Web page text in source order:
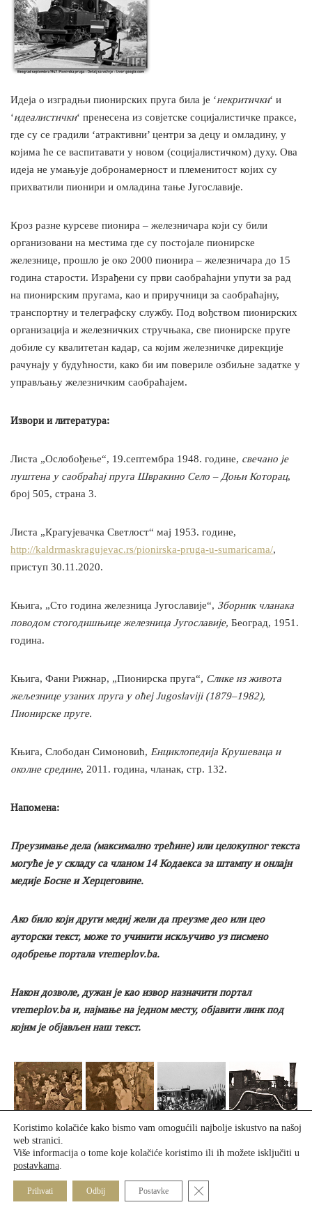
Идеја о изградњи пионирских пруга била је ‘некритички‘ и
‘идеалистички‘ пренесена из совјетске социјалистичке праксе,
где су се градили ‘атрактивни’ центри за децу и омладину, у
којима ће се васпитавати у новом (социјалистичком) духу. Ова
идеја не умањује добронамерност и племенитост којих су
прихватили пионири и омладина тање Југославије.
Кроз разне курсеве пионира – железничара који су били
организовани на местима где су постојале пионирске
железнице, прошло је око 2000 пионира – железничара до 15
година старости. Израђени су први саобраћајни упути за рад
на пионирским пругама, као и приручници за саобраћајну,
транспортну и телеграфску службу. Под вођством пионирских
организација и железничких стручњака, све пионирске пруге
добиле су квалитетан кадар, са којим железничке дирекције
рачунају у будућности, како би им повериле озбиљне задатке у
управљању железничким саобраћајем.
Извори и литература:
Листа „Ослобођење“, 19.септембра 1948. године, свечано је
пуштена у саобраћај пруга Шврaкино Село – Доњи Которaц,
број 505, страна 3.
Листа „Крагујевачка Светлост“ мај 1953. године,
http://kaldrmaskragujevac.rs/pionirska-pruga-u-sumaricama/,
приступ 30.11.2020.
Књига, „Сто година железница Југославије“, Зборник чланака
поводом стогодишњице железница Југославије, Београд, 1951.
година.
Књига, Фани Рижнар, „Пионирска пруга“, Слике из живота
жељезнице узаних пруга у оћеј Jugoslaviji (1879–1982),
Пионирске пруге.
Књига, Слободан Симоновић, Енциклопедија Крушеваца и
околне средине, 2011. година, чланак, стр. 132.
Напомена:
Преузимање дела (максимално трећине) или целокупног текста
могуће је у складу са чланом 14 Кодаекса за штампу и онлајн
медије Босне и Херцеговине.
Ако било који други медиј жели да преузме део или цео
ауторски текст, може то учинити искључиво уз писмено
одобрење портала vremeplov.ba.
Након дозволе, дужан је као извор назначити портал
vremeplov.ba и, најмање на једном месту, објавити линк под
којим је објављен наш текст.
Koristimo kolačiće kako bismo vam omogućili najbolje iskustvo na našoj
web stranici.
Više informacija o tome koje kolačiće koristimo ili ih možete isključiti u
postavkama
Prihvati Odbij Postavke Close GDPR Cookie Banner